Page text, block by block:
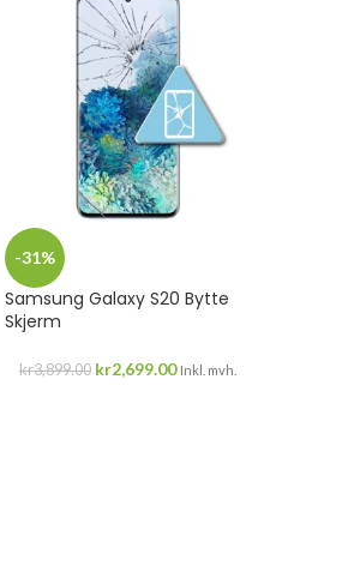
-31%
Samsung Galaxy S20 Bytte
Skjerm
kr3,899.00 kr2,699.00 Inkl. mvh.